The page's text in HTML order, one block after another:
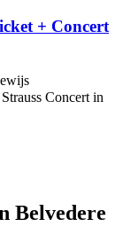
+ Concert
Concert in
Belvedere